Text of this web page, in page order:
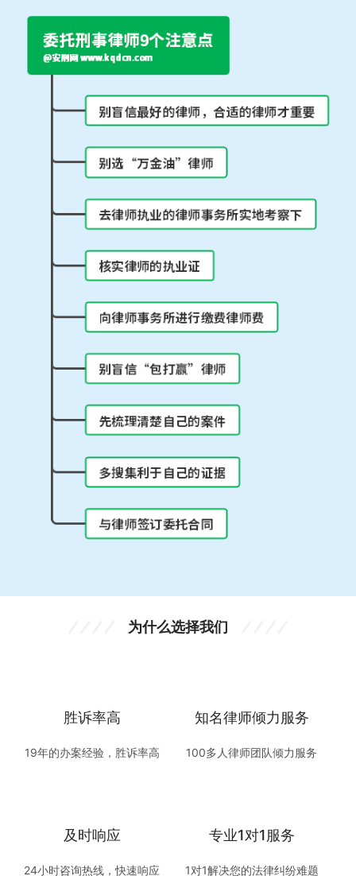
为什么选择我们
胜诉率高
19年的办案经验，胜诉率高
知名律师倾力服务
100多人律师团队倾力服务
及时响应
24小时咨询热线，快速响应
专业1对1服务
1对1解决您的法律纠纷难题